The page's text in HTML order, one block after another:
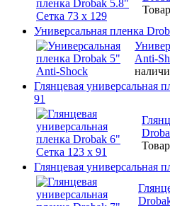
Универсальная пленка
Anti-
Глянцевая универсальная
91
Глянцевая универсальная